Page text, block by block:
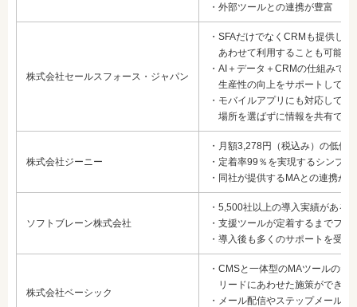
・外部ツールとの連携が豊富
株式会社セールスフォース・ジャパン
・SFAだけでなくCRMも提供し
あわせて利用することも可能
・AI＋データ＋CRMの仕組みで
生産性の向上をサポートしてく
・モバイルアプリにも対応してい
場所を選ばずに情報を共有でき
株式会社ジーニー
・月額3,278円（税込み）の低価
・定着率99％を実現するシンプ
・同社が提供するMAとの連携が
ソフトブレーン株式会社
・5,500社以上の導入実績がある
・支援ツールが定着するまでフォ
・導入後も多くのサポートを受け
株式会社ベーシック
・CMSと一体型のMAツールのた
リードにあわせた施策ができる
・メール配信やステップメールな